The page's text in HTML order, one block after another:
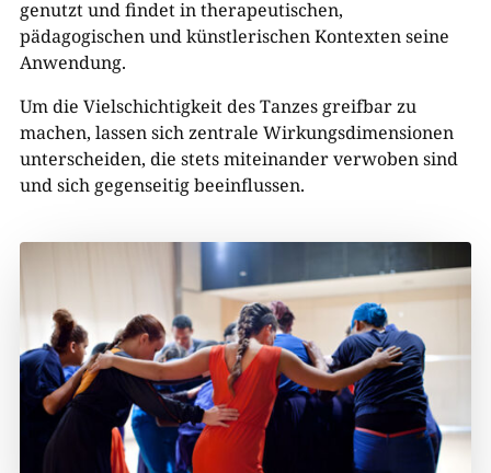
genutzt und findet in therapeutischen,
pädagogischen und künstlerischen Kontexten seine
Anwendung.
Um die Vielschichtigkeit des Tanzes greifbar zu
machen, lassen sich zentrale Wirkungsdimensionen
unterscheiden, die stets miteinander verwoben sind
und sich gegenseitig beeinflussen.